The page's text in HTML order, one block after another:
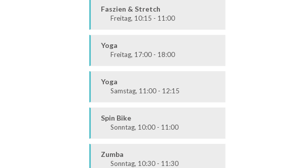
Alle
Faszien & Stretch
Freitag, 10:15 - 11:00
Alle
Yoga
Freitag, 17:00 - 18:00
Alle
Yoga
Samstag, 11:00 - 12:15
Alle
Spin Bike
Sonntag, 10:00 - 11:00
Zumba
Sonntag, 10:30 - 11:30